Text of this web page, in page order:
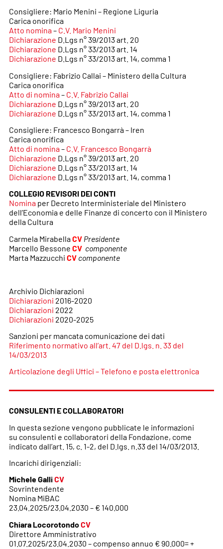
Consigliere: Mario Menini – Regione Liguria
Carica onorifica
Atto nomina– C.V. Mario Menini
Dichiarazione D.Lgs n° 39/2013 art. 20
Dichiarazione D.Lgs n° 33/2013 art. 14
Dichiarazione D.Lgs n° 33/2013 art. 14, comma 1
Consigliere: Fabrizio Callai – Ministero della Cultura
Carica onorifica
Atto di nomina– C.V. Fabrizio Callai
Dichiarazione D.Lgs n° 39/2013 art. 20
Dichiarazione D.Lgs n° 33/2013 art. 14, comma 1
Consigliere: Francesco Bongarrà – Iren
Carica onorifica
Atto di nomina– C.V. Francesco Bongarrà
Dichiarazione D.Lgs n° 39/2013 art. 20
Dichiarazione D.Lgs n° 33/2013 art. 14
Dichiarazione D.Lgs n° 33/2013 art. 14, comma 1
COLLEGIO REVISORI DEI CONTI
Nominaper Decreto Interministeriale del Ministero
dell’Economia e delle Finanze di concerto con il Ministero
della Cultura
Carmela MirabellaCV Presidente
Marcello Bessone CV componente
Marta Mazzucchi CV componente
Archivio Dichiarazioni
Dichiarazioni 2016-2020
Dichiarazioni 2022
Dichiarazioni 2020-2025
Sanzioni per mancata comunicazione dei dati
Riferimento normativo all’art. 47 del D.lgs. n. 33 del
14/03/2013
Articolazione degli Uffici – Telefono e posta elettronica
CONSULENTI E COLLABORATORI
In questa sezione vengono pubblicate le informazioni
su consulenti e collaboratori della Fondazione, come
indicato dall’art. 15, c. 1-2, del D.lgs. n.33 del 14/03/2013.
Incarichi dirigenziali:
Michele GalliCV
Sovrintendente
Nomina MiBAC
23.04.2025/23.04.2030 – € 140.000
Chiara LocorotondoCV
Direttore Amministrativo
01.07.2025/23.04.2030 – compenso annuo € 90.000= +